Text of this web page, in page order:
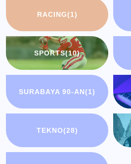
RACING(1)
SPORTS(10)
SURABAYA 90-AN(1)
TEKNO(28)